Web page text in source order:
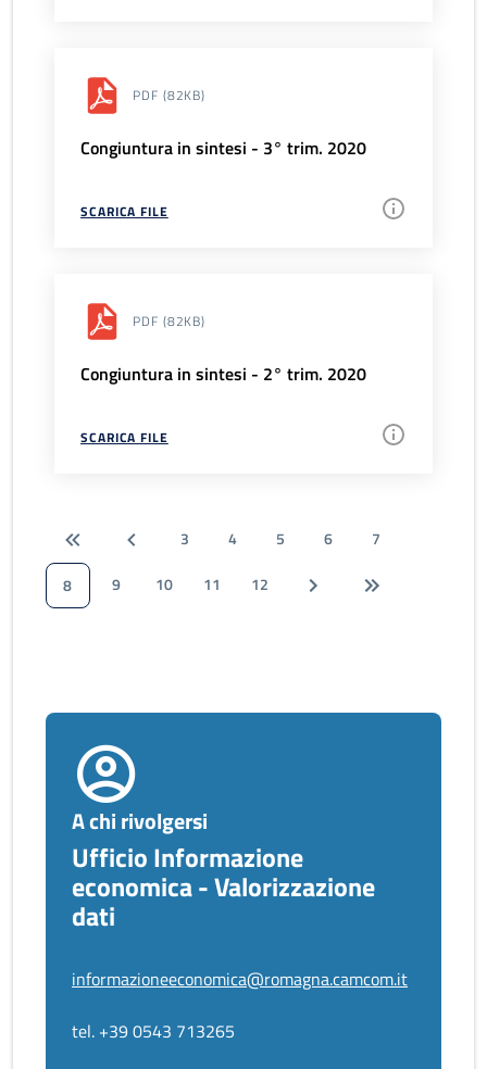
PDF (82KB)
Congiuntura in sintesi - 3° trim. 2020
SCARICA FILE
PDF (82KB)
Congiuntura in sintesi - 2° trim. 2020
SCARICA FILE
3 4 5 6
7
8
9 10 11 12
A chi rivolgersi
Ufficio Informazione
economica - Valorizzazione
dati
informazioneeconomica@romagna.camcom.it
tel. +39 0543 713265